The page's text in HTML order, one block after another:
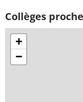
Collèges
+
−